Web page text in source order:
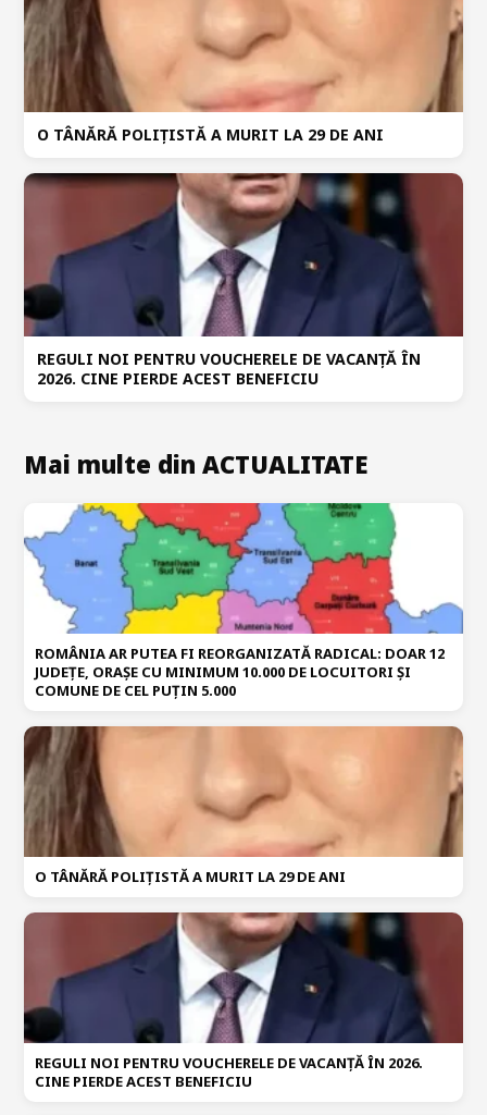
O TÂNĂRĂ POLIȚISTĂ A MURIT LA 29 DE ANI
REGULI NOI PENTRU VOUCHERELE DE VACANȚĂ ÎN
2026. CINE PIERDE ACEST BENEFICIU
Mai multe din ACTUALITATE
ROMÂNIA AR PUTEA FI REORGANIZATĂ RADICAL: DOAR 12
JUDEȚE, ORAȘE CU MINIMUM 10.000 DE LOCUITORI ȘI
COMUNE DE CEL PUȚIN 5.000
O TÂNĂRĂ POLIȚISTĂ A MURIT LA 29 DE ANI
REGULI NOI PENTRU VOUCHERELE DE VACANȚĂ ÎN 2026.
CINE PIERDE ACEST BENEFICIU